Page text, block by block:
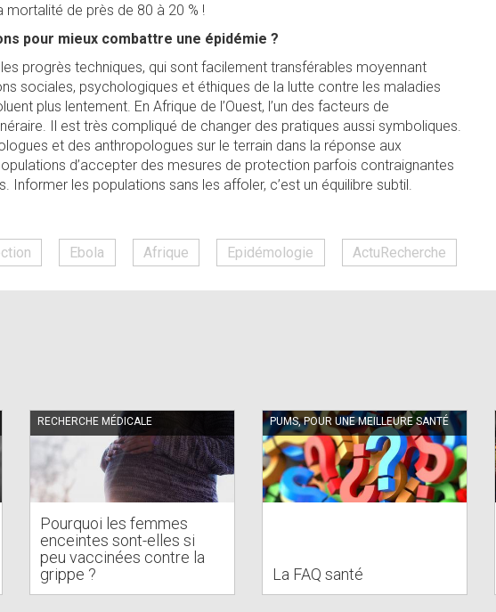
mortalité de près de 80 à 20 % !
pour mieux combattre une épidémie ?
progrès techniques, qui sont facilement transférables moyennant
sociales, psychologiques et éthiques de la lutte contre les maladies
plus lentement. En Afrique de l’Ouest, l’un des facteurs de
Il est très compliqué de changer des pratiques aussi symboliques.
et des anthropologues sur le terrain dans la réponse aux
d’accepter des mesures de protection parfois contraignantes
Informer les populations sans les affoler, c’est un équilibre subtil.
Ebola Afrique Epidémologie ActuRecherche
RECHERCHE MÉDICALE
Pourquoi les femmes
enceintes sont-elles si
peu vaccinées contre la
grippe ?
PUMS, POUR UNE MEILLEURE SANTÉ
La FAQ santé